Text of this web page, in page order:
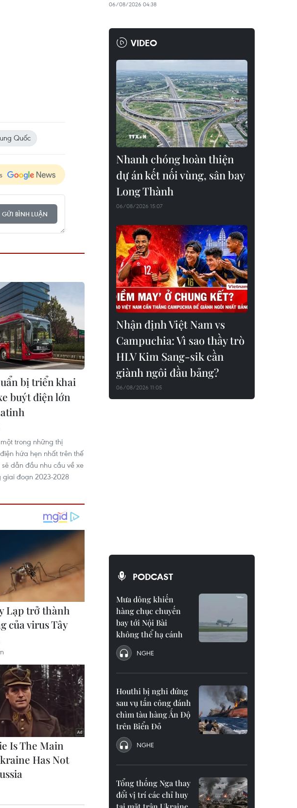
Quốc
GỬI BÌNH LUẬN
bị triển khai
buýt điện lớn
trong những thị
hứa hẹn nhất trên thế
dẫn đầu nhu cầu về xe
giai đoạn 2023-2028
06/08/2026 04:38
VIDEO
Nhanh chóng hoàn thiện
dự án kết nối vùng, sân bay
Long Thành
06/08/2026 15:07
Nhận định Việt Nam vs
Campuchia: Vì sao thầy trò
HLV Kim Sang-sik cần
giành ngôi đầu bảng?
06/08/2026 11:05
PODCAST
Mưa dông khiến
hàng chục chuyến
bay tới Nội Bài
không thể hạ cánh
NGHE
Houthi bị nghi đứng
sau vụ tấn công đánh
chìm tàu hàng Ấn Độ
trên Biển Đỏ
NGHE
Tổng thống Nga thay
đổi vị trí các chỉ huy